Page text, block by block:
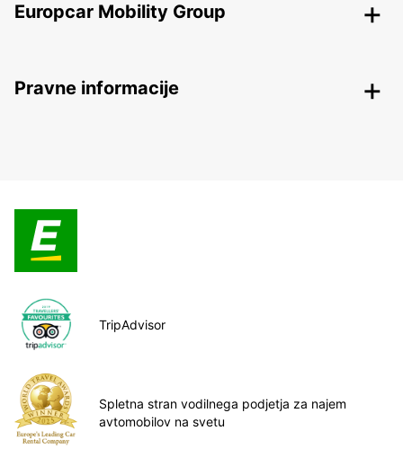
Europcar Mobility Group
Pravne informacije
TripAdvisor
Spletna stran vodilnega podjetja za najem
avtomobilov na svetu